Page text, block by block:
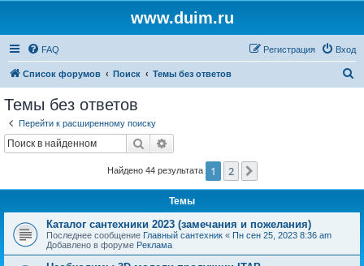
www.duim.ru
FAQ Вход
Регистрация
Список форумов Поиск Темы без ответов
Темы без ответов
Перейти к расширенному поиску
Поиск
Найдено 44 результата 1 2
Темы
Каталог сантехники 2023 (замечания и пожелания)
Последнее сообщение Главный сантехник « Пн сен 25, 2023 8:36 am
Добавлено в форуме Реклама